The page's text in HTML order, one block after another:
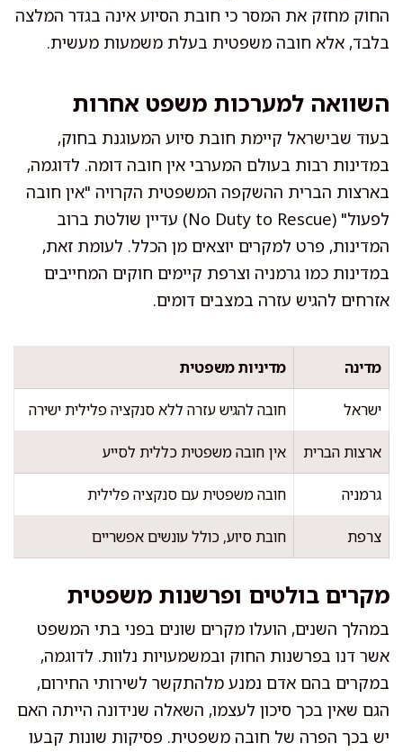
החוק מחזק את המסר כי חובת הסיוע אינה בגדר המלצה
בלבד, אלא חובה משפטית בעלת משמעות מעשית.
השוואה למערכות משפט אחרות
בעוד שבישראל קיימת חובת סיוע המעוגנת בחוק,
במדינות רבות בעולם המערבי אין חובה דומה. לדוגמה,
בארצות הברית ההשקפה המשפטית הקרויה "אין חובה
לפעול" (No Duty to Rescue) עדיין שולטת ברוב
המדינות, פרט למקרים יוצאים מן הכלל. לעומת זאת,
במדינות כמו גרמניה וצרפת קיימים חוקים המחייבים
אזרחים להגיש עזרה במצבים דומים.
מדינה מדיניות משפטית
ישראל חובה להגיש עזרה ללא סנקציה פלילית ישירה
ארצות הברית אין חובה משפטית כללית לסייע
גרמניה חובה משפטית עם סנקציה פלילית
צרפת חובת סיוע, כולל עונשים אפשריים
מקרים בולטים ופרשנות משפטית
במהלך השנים, הועלו מקרים שונים בפני בתי המשפט
אשר דנו בפרשנות החוק ובמשמעויות נלוות. לדוגמה,
במקרים בהם אדם נמנע מלהתקשר לשירותי החירום,
הגם שאין בכך סיכון לעצמו, השאלה שנידונה הייתה האם
יש בכך הפרה של חובה משפטית. פסיקות שונות קבעו